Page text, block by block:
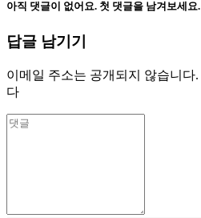
아직 댓글이 없어요. 첫 댓글을 남겨보세요.
답글 남기기
이메일 주소는 공개되지 않습니다.
다